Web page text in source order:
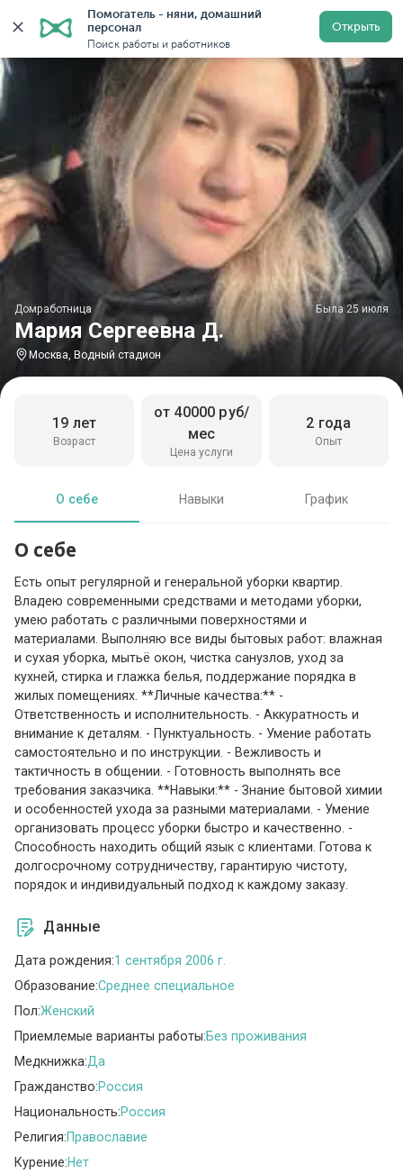
Помогатель - няни, домашний
персонал
Поиск работы и работников
Открыть
Главная Домработницы Домработницы в Москве
Мария Сергеевна Д.
Домработница Была 25 июля
Москва, Водный стадион
Возраст
19 лет
Цена услуги
от 40000 руб/
мес
Опыт
2 года
О себе Навыки График
О себе
Есть опыт регулярной и генеральной уборки квартир.
Владею современными средствами и методами уборки,
умею работать с различными поверхностями и
материалами. Выполняю все виды бытовых работ: влажная
и сухая уборка, мытьё окон, чистка санузлов, уход за
кухней, стирка и глажка белья, поддержание порядка в
жилых помещениях. **Личные качества:** -
Ответственность и исполнительность. - Аккуратность и
внимание к деталям. - Пунктуальность. - Умение работать
самостоятельно и по инструкции. - Вежливость и
тактичность в общении. - Готовность выполнять все
требования заказчика. **Навыки:** - Знание бытовой химии
и особенностей ухода за разными материалами. - Умение
организовать процесс уборки быстро и качественно. -
Способность находить общий язык с клиентами. Готова к
долгосрочному сотрудничеству, гарантирую чистоту,
порядок и индивидуальный подход к каждому заказу.
Данные
Дата рождения:1 сентября 2006 г.
Образование:Среднее специальное
Пол:Женский
Приемлемые варианты работы:Без проживания
Медкнижка:Да
Гражданство:Россия
Национальность:Россия
Религия:Православие
Курение:Нет